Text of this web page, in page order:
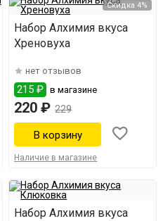
Скидка 4%
Набор Алхимия вкуса
Хреновуха
нет отзывов
215 ₽ в магазине
220 ₽ 229
Наличие в магазине
Набор Алхимия вкуса